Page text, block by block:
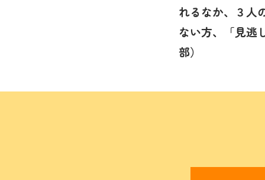
れるなか、３人
ない方、「見逃
部）